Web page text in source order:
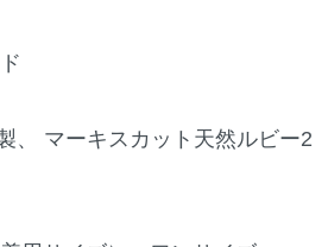
、 マーキスカット天然ルビー2